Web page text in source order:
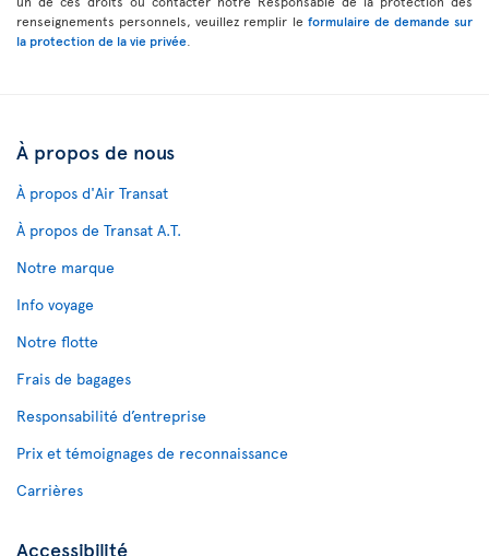
renseignements personnels, veuillez remplir le formulaire de demande sur
la protection de la vie privée
À propos de nous
À propos d'Air Transat
À propos de Transat A.T.
Notre marque
Info voyage
Notre flotte
Frais de bagages
Responsabilité d’entreprise
Prix et témoignages de reconnaissance
Carrières
Accessibilité